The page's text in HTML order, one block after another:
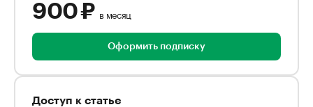
900 ₽ в месяц
Оформить подписку
Доступ к статье